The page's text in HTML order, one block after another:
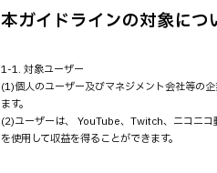
本ガイドラインの対象につ
1-1. 対象ユーザー
(1)個人のユーザー及びマネジメント会社等の
ます。
(2)ユーザーは、 YouTube、Twitch、ニコニコ
を使用して収益を得ることができます。